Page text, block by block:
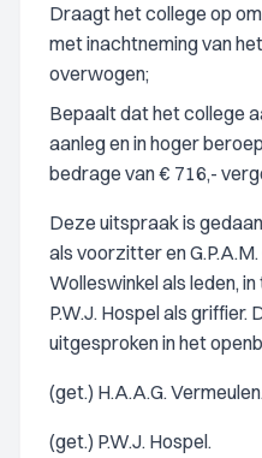
Draagt het college op
met inachtneming van
overwogen;
Bepaalt dat het college
aanleg en in hoger
bedrage van € 716,-
Deze uitspraak is
als voorzitter en
Wolleswinkel als leden,
P.W.J. Hospel als griffier.
uitgesproken in het
(get.) H.A.A.G.
(get.) P.W.J. Hospel.